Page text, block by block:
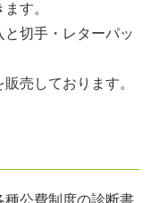
す。
切手・レターパッ
売しております。
種公費制度の診断書